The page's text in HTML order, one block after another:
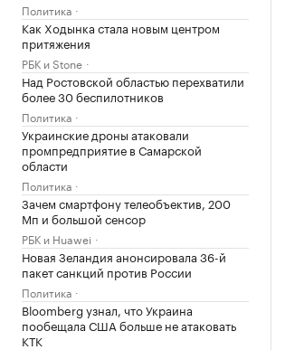
Политика
Как Ходынка стала новым центром
притяжения
РБК и Stone
Над Ростовской областью перехватили
более 30 беспилотников
Политика
Украинские дроны атаковали
промпредприятие в Самарской
области
Политика
Зачем смартфону телеобъектив, 200
Мп и большой сенсор
РБК и Huawei
Новая Зеландия анонсировала 36-й
пакет санкций против России
Политика
Bloomberg узнал, что Украина
пообещала США больше не атаковать
КТК